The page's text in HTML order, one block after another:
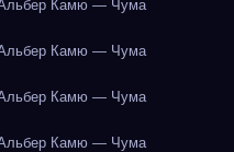
Камю — Чума
Камю — Чума
Камю — Чума
Камю — Чума